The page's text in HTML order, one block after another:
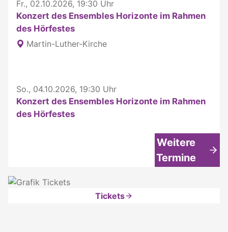
Fr., 02.10.2026, 19:30 Uhr
Konzert des Ensembles Horizonte im Rahmen
des Hörfestes
Martin-Luther-Kirche
So., 04.10.2026, 19:30 Uhr
Konzert des Ensembles Horizonte im Rahmen
des Hörfestes
Weitere
Termine
Tickets